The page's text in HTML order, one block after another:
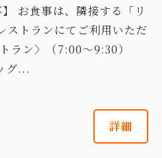
お食事は、隣接する「リ
ストランにてご利用いただ
ラン〉（7:00～9:30）
グ...
詳細